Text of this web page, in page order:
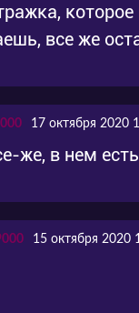
все же
17 октября 2020
же, в нем
15 октября 2020